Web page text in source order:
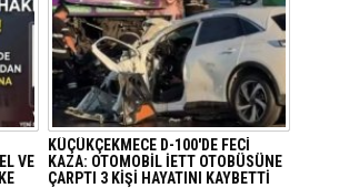
VE
KÜÇÜKÇEKMECE D-100'DE FECİ
KAZA: OTOMOBİL İETT OTOBÜSÜNE
ÇARPTI 3 KİŞİ HAYATINI KAYBETTİ